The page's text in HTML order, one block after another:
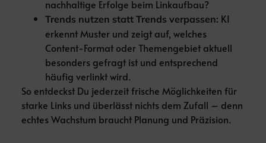
nachhaltige Erfolge beim Linkaufbau?
Trends nutzen statt Trends verpassen: KI
erkennt Muster und zeigt auf, welches
Content-Format oder Themengebiet aktuell
besonders gefragt ist und entsprechend
häufig verlinkt wird.
So entdeckst Du jederzeit frische Möglichkeiten für
starke Links und überlässt nichts dem Zufall – denn
echtes Wachstum braucht Planung und Präzision.